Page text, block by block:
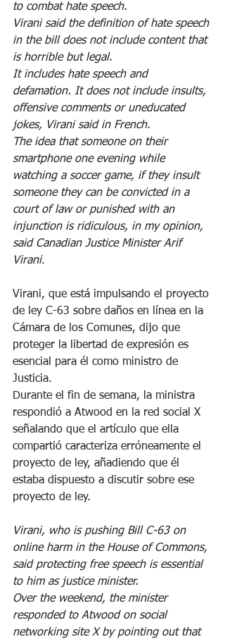
to combat hate speech.
Virani said the definition of hate speech
in the bill does not include content that
is horrible but legal.
It includes hate speech and
defamation. It does not include insults,
offensive comments or uneducated
jokes, Virani said in French.
The idea that someone on their
smartphone one evening while
watching a soccer game, if they insult
someone they can be convicted in a
court of law or punished with an
injunction is ridiculous, in my opinion,
said Canadian Justice Minister Arif
Virani.
Virani, que está impulsando el proyecto
de ley C-63 sobre daños en línea en la
Cámara de los Comunes, dijo que
proteger la libertad de expresión es
esencial para él como ministro de
Justicia.
Durante el fin de semana, la ministra
respondió a Atwood en la red social X
señalando que el artículo que ella
compartió caracteriza erróneamente el
proyecto de ley, añadiendo que él
estaba dispuesto a discutir sobre ese
proyecto de ley.
Virani, who is pushing Bill C-63 on
online harm in the House of Commons,
said protecting free speech is essential
to him as justice minister.
Over the weekend, the minister
responded to Atwood on social
networking site X by pointing out that